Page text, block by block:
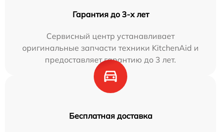
Гарантия до 3-х лет
Сервисный центр устанавливает
оригинальные запчасти техники KitchenAid и
предоставляет гарантию до 3 лет.
Бесплатная доставка